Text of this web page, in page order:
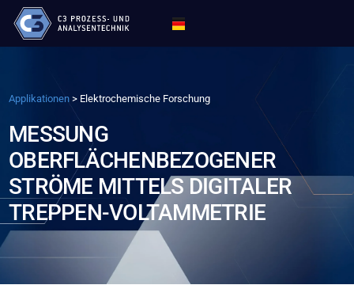
Applikationen > Elektrochemische Forschung
MESSUNG
OBERFLÄCHENBEZOGENER
STRÖME MITTELS DIGITALER
TREPPEN-VOLTAMMETRIE